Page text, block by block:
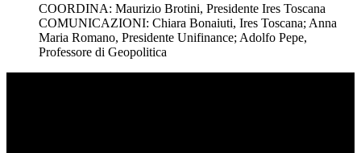
COORDINA: Maurizio Brotini, Presidente Ires Toscana
COMUNICAZIONI: Chiara Bonaiuti, Ires Toscana; Anna
Maria Romano, Presidente Unifinance; Adolfo Pepe,
Professore di Geopolitica